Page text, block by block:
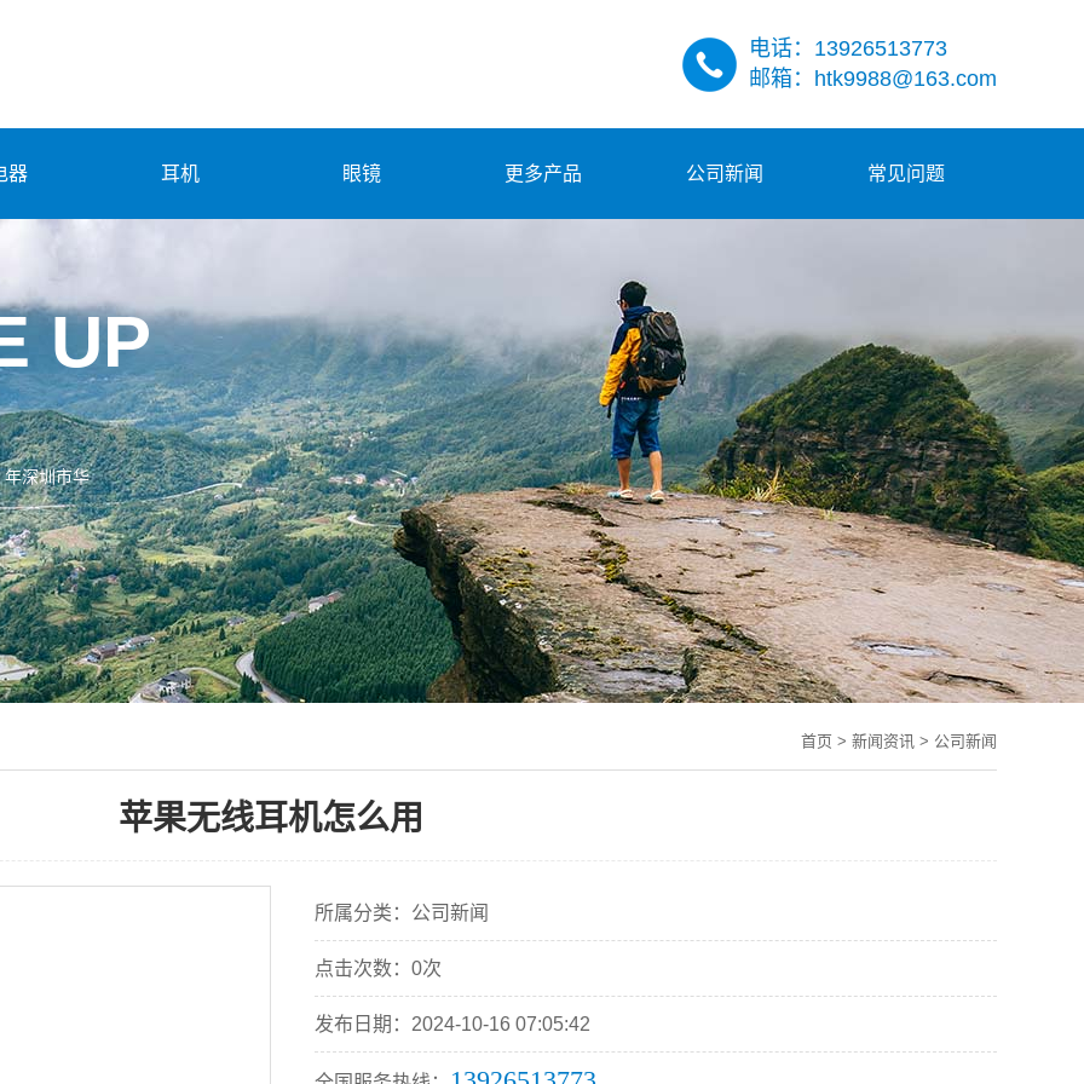
电话：13926513773
邮箱：htk9988@163.com
器 耳机 眼镜 更多产品 公司新闻 常见问题
UP
深圳市华
首页 > 新闻资讯 > 公司新闻
苹果无线耳机怎么用
所属分类：公司新闻
点击次数：0次
发布日期：2024-10-16 07:05:42